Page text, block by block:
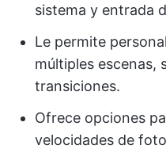
sistema y entrada
Le permite
múltiples escenas,
transiciones.
Ofrece opciones
velocidades de